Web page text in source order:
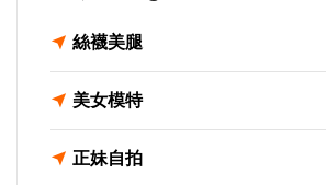
絲襪美腿
美女模特
正妹自拍